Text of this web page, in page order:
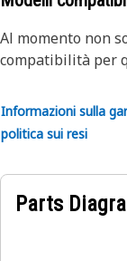
Al momento non
compatibilità per
Informazioni sulla
politica sui resi
Parts